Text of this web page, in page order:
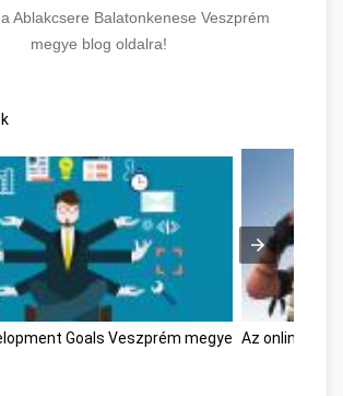
Ablakcsere Balatonkenese Veszprém
megye blog oldalra!
Goals Veszprém megye Az online